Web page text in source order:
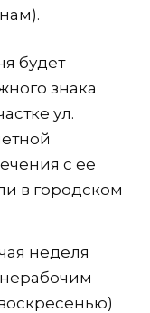
будет
знака
ул.
с ее
в городском
неделя